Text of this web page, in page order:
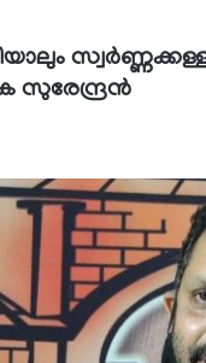
സുരേന്ദ്രന്‍